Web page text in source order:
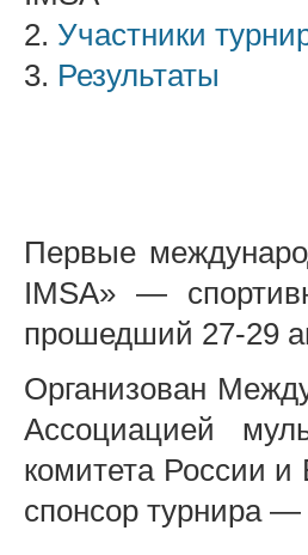
2. Участники
3. Результаты
Первые
IMSA» —
прошедший 27-29
Организован
Ассоциацией
комитета России и
спонсор турнира —